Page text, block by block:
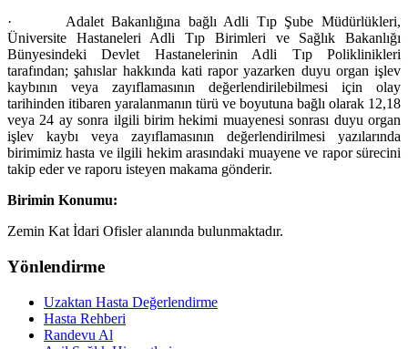
·
Adalet Bakanlığına bağlı Adli Tıp Şube Müdürlükleri,
Üniversite Hastaneleri Adli Tıp Birimleri ve Sağlık Bakanlığı
Bünyesindeki Devlet Hastanelerinin Adli Tıp Poliklinikleri
tarafından; şahıslar hakkında kati rapor yazarken duyu organ işlev
kaybının veya zayıflamasının değerlendirilebilmesi için olay
tarihinden itibaren yaralanmanın türü ve boyutuna bağlı olarak 12,18
veya 24 ay sonra ilgili birim hekimi muayenesi sonrası duyu organ
işlev kaybı veya zayıflamasının değerlendirilmesi yazılarında
birimimiz hasta ve ilgili hekim arasındaki muayene ve rapor sürecini
takip eder ve raporu isteyen makama gönderir.
Birimin Konumu:
Zemin Kat İdari Ofisler alanında bulunmaktadır.
Yönlendirme
Uzaktan Hasta Değerlendirme
Hasta Rehberi
Randevu Al